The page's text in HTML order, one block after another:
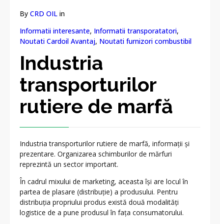
By CRD OIL in
Informatii interesante, Informatii transporatatori,
Noutati Cardoil Avantaj, Noutati furnizori combustibil
Industria
transporturilor
rutiere de marfă
Industria transporturilor rutiere de marfă, informații și
prezentare. Organizarea schimburilor de mărfuri
reprezintă un sector important.
În cadrul mixului de marketing, aceasta își are locul în
partea de plasare (distribuție) a produsului. Pentru
distribuția propriului produs există două modalități
logistice de a pune produsul în fața consumatorului.